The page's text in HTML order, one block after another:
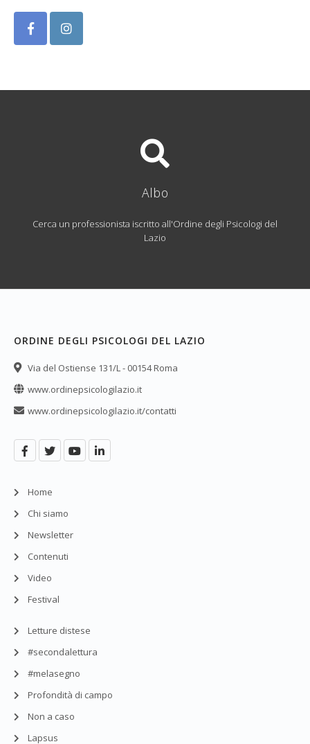
Albo
Cerca un professionista iscritto all'Ordine degli Psicologi del
Lazio
ORDINE DEGLI PSICOLOGI DEL LAZIO
Via del Ostiense 131/L - 00154 Roma
www.ordinepsicologilazio.it
www.ordinepsicologilazio.it/contatti
Home
Chi siamo
Newsletter
Contenuti
Video
Festival
Letture distese
#secondalettura
#melasegno
Profondità di campo
Non a caso
Lapsus